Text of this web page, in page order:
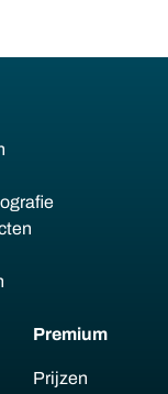
Premium
Prijzen